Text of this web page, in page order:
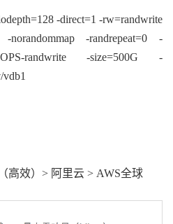
-direct=1 -rw=randwrite
norandommap -randrepeat=0 -
randwrite -size=500G -
高效）> 阿里云 > AWS全球